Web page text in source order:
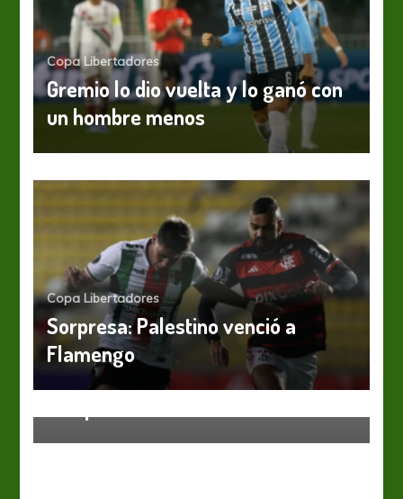
Copa Libertadores
Gremio lo dio vuelta y lo ganó con
un hombre menos
Copa Libertadores
Sorpresa: Palestino venció a
Flamengo
Copa Libertadores
Con entradas a 100 dólares debuta
en la Libertadores Gremio, el